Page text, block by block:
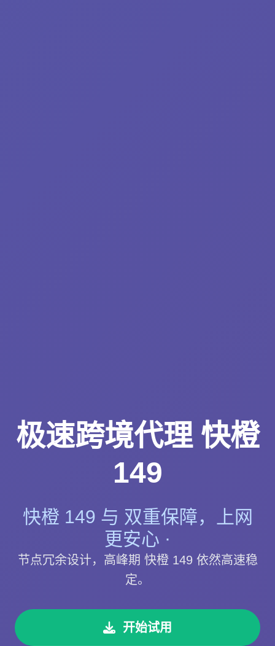
极速跨境代理 快橙
149
快橙 149 与 双重保障，上网
更安心 ·
节点冗余设计，高峰期 快橙 149 依然高速稳
定。
开始试用